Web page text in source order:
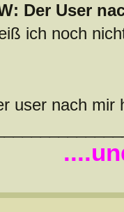
Der User
ich noch
user nach mir